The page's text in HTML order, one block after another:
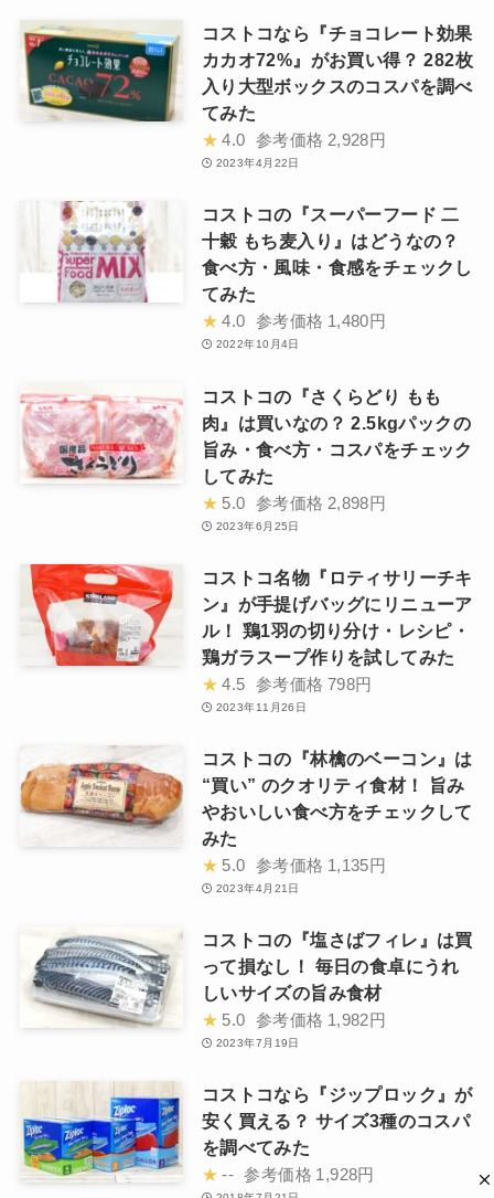
コストコなら『チョコレート効果
カカオ72%』がお買い得？ 282枚
入り大型ボックスのコスパを調べ
てみた
★ 4.0 参考価格 2,928円
2023年4月22日
コストコの『スーパーフード 二
十穀 もち麦入り』はどうなの？
食べ方・風味・食感をチェックし
てみた
★ 4.0 参考価格 1,480円
2022年10月4日
コストコの『さくらどり もも
肉』は買いなの？ 2.5kgパックの
旨み・食べ方・コスパをチェック
してみた
★ 5.0 参考価格 2,898円
2023年6月25日
コストコ名物『ロティサリーチキ
ン』が手提げバッグにリニューア
ル！ 鶏1羽の切り分け・レシピ・
鶏ガラスープ作りを試してみた
★ 4.5 参考価格 798円
2023年11月26日
コストコの『林檎のベーコン』は
“買い” のクオリティ食材！ 旨み
やおいしい食べ方をチェックして
みた
★ 5.0 参考価格 1,135円
2023年4月21日
コストコの『塩さばフィレ』は買
って損なし！ 毎日の食卓にうれ
しいサイズの旨み食材
★ 5.0 参考価格 1,982円
2023年7月19日
コストコなら『ジップロック』が
安く買える？ サイズ3種のコスパ
を調べてみた
★ -- 参考価格 1,928円